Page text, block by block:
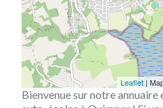
Leaflet|
Bienvenue sur notre annuaire